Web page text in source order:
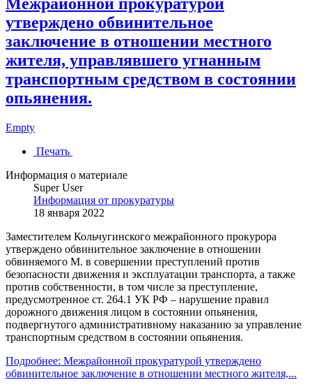
утверждено обвинительное
заключение в отношении местного
жителя, управлявшего угнанным
транспортным средством в состоянии
опьянения.
Empty
Печать
Информация о материале
Super User
Информация от прокуратуры
18 января 2022
Заместителем Кольчугинского межрайонного прокурора
утверждено обвинительное заключение в отношении
обвиняемого М. в совершении преступлений против
безопасности движения и эксплуатации транспорта, а также
против собственности, в том числе за преступление,
предусмотренное ст. 264.1 УК РФ – нарушение правил
дорожного движения лицом в состоянии опьянения,
подвергнутого административному наказанию за управление
транспортным средством в состоянии опьянения.
Подробнее: Межрайонной прокуратурой утверждено
обвинительное заключение в отношении местного жителя,...